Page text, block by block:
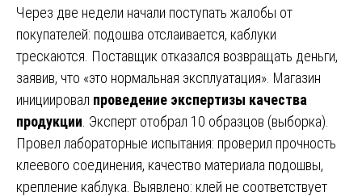
Через две недели начали поступать жалобы от
покупателей: подошва отслаивается, каблуки
трескаются. Поставщик отказался возвращать деньги,
заявив, что «это нормальная эксплуатация». Магазин
инициировал проведение экспертизы качества
продукции . Эксперт отобрал 10 образцов (выборка).
Провел лабораторные испытания: проверил прочность
клеевого соединения, качество материала подошвы,
крепление каблука. Выявлено: клей не соответствует